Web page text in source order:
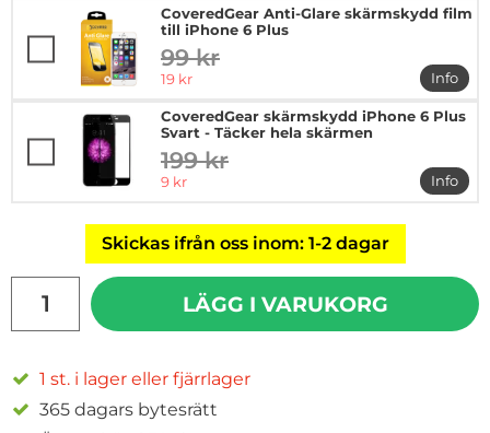
CoveredGear Anti-Glare skärmskydd film
till iPhone 6 Plus
tidigare pris
99 kr
rea pris
19 kr
Info
mer
CoveredGear skärmskydd iPhone 6 Plus
Svart - Täcker hela skärmen
tidigare pris
199 kr
rea pris
9 kr
Info
mer
Skickas ifrån oss inom: 1-2 dagar
LÄGG I VARUKORG
1 st. i lager eller fjärrlager
365 dagars bytesrätt